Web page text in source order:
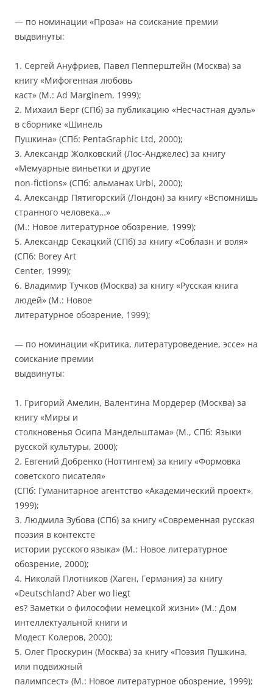
— по номинации «Проза» на соискание премии
выдвинуты:
1. Сергей Ануфриев, Павел Пепперштейн (Москва) за
книгу «Мифогенная любовь
каст» (М.: Ad Marginem, 1999);
2. Михаил Берг (СПб) за публикацию «Несчастная дуэль»
в сборнике «Шинель
Пушкина» (СПб: PentaGraphic Ltd, 2000);
3. Александр Жолковский (Лос-Анджелес) за книгу
«Мемуарные виньетки и другие
non-fictions» (СПб: альманах Urbi, 2000);
4. Александр Пятигорский (Лондон) за книгу «Вспомнишь
странного человека…»
(М.: Новое литературное обозрение, 1999);
5. Александр Секацкий (СПб) за книгу «Соблазн и воля»
(СПб: Borey Art
Center, 1999);
6. Владимир Тучков (Москва) за книгу «Русская книга
людей» (М.: Новое
литературное обозрение, 1999);
— по номинации «Критика, литературоведение, эссе» на
соискание премии
выдвинуты:
1. Григорий Амелин, Валентина Мордерер (Москва) за
книгу «Миры и
столкновенья Осипа Мандельштама» (М., СПб: Языки
русской культуры, 2000);
2. Евгений Добренко (Ноттингем) за книгу «Формовка
советского писателя»
(СПб: Гуманитарное агентство «Академический проект»,
1999);
3. Людмила Зубова (СПб) за книгу «Современная русская
поэзия в контексте
истории русского языка» (М.: Новое литературное
обозрение, 2000);
4. Николай Плотников (Хаген, Германия) за книгу
«Deutschland? Aber wo liegt
es? Заметки о философии немецкой жизни» (М.: Дом
интеллектуальной книги и
Модест Колеров, 2000);
5. Олег Проскурин (Москва) за книгу «Поэзия Пушкина,
или подвижный
палимпсест» (М.: Новое литературное обозрение, 1999);